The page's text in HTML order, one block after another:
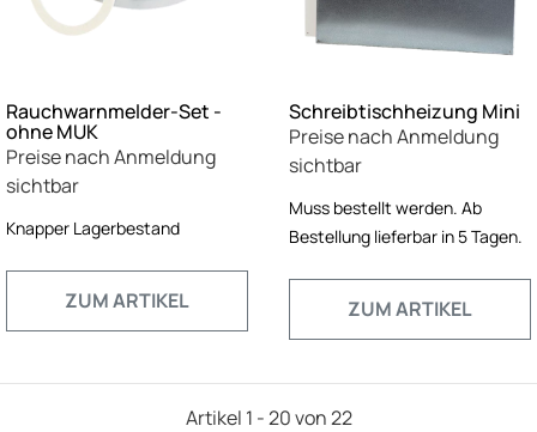
Rauchwarnmelder-Set -
ohne MUK
Preise nach Anmeldung
sichtbar
Knapper Lagerbestand
ZUM ARTIKEL
Schreibtischheizung Mini
Preise nach Anmeldung
sichtbar
Muss bestellt werden. Ab
Bestellung lieferbar in 5 Tagen.
ZUM ARTIKEL
Artikel 1 - 20 von 22